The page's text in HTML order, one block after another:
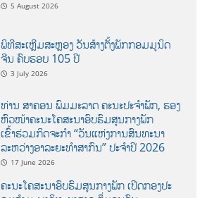
5 August 2026
ພິທີສະເຫຼີມສະຫຼອງ ວັນສ້າງຕັ້ງພັກກອມມູນິດ
ຈີນ ຄົບຮອບ 105 ປີ
3 July 2026
ທ່ານ ສາຄອນ ພົມມະລາດ ຄະນະປະຈໍາພັກ, ຮອງ
ຫົວໜ້າຄະນະໂຄສະນາອົບຮົມສູນກາງພັກ
ເຂົ້າຮ່ວມກິດຈະກຳ “ວັນແຫ່ງການສົນທະນາ
ລະຫວ່າງອາລະຍະທຳສາກົນ” ປະຈຳປີ 2026
17 June 2026
ຄະນະໂຄສະນາອົບຮົມສູນກາງພັກ ເປີດກອງປະ